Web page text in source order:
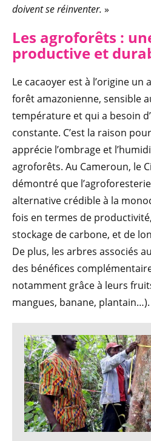
doivent se réinventer. »
Les agroforêts :
productive et
Le cacaoyer est à l’origine un
forêt amazonienne, sensible
température et qui a besoin
constante. C’est la raison
apprécie l’ombrage et
agroforêts. Au Cameroun, le
démontré que
alternative crédible à la
fois en termes de
stockage de carbone, et de
De plus, les arbres associés
des bénéfices
notamment grâce à leurs
mangues, banane, plantain…).